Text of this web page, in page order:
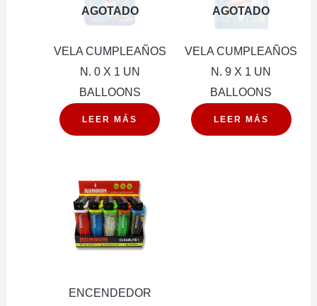
AGOTADO
VELA CUMPLEAÑOS
N. 0 X 1 UN
BALLOONS
LEER MÁS
AGOTADO
VELA CUMPLEAÑOS
N. 9 X 1 UN
BALLOONS
LEER MÁS
ENCENDEDOR